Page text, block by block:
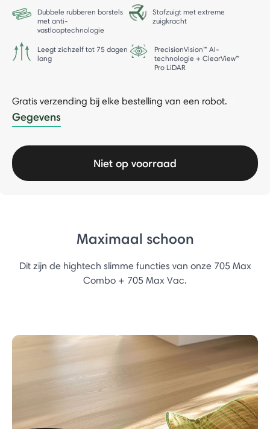
Dubbele rubberen borstels
met anti-
vastlooptechnologie
Stofzuigt met extreme
zuigkracht
Leegt zichzelf tot 75 dagen
lang
PrecisionVision™ AI-
technologie + ClearView™
Pro LiDAR
Gratis verzending bij elke bestelling van een robot.
Gegevens
Niet op voorraad
Maximaal schoon
Dit zijn de hightech slimme functies van onze 705 Max
Combo + 705 Max Vac.